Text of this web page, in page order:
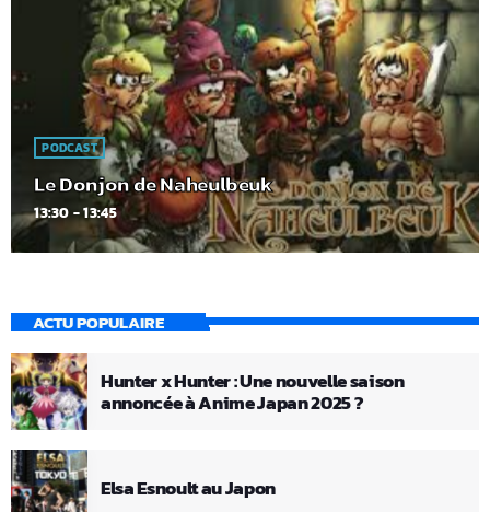
PODCAST
Le Donjon de Naheulbeuk
13:30 - 13:45
ACTU POPULAIRE
Hunter x Hunter : Une nouvelle saison
annoncée à Anime Japan 2025 ?
Elsa Esnoult au Japon